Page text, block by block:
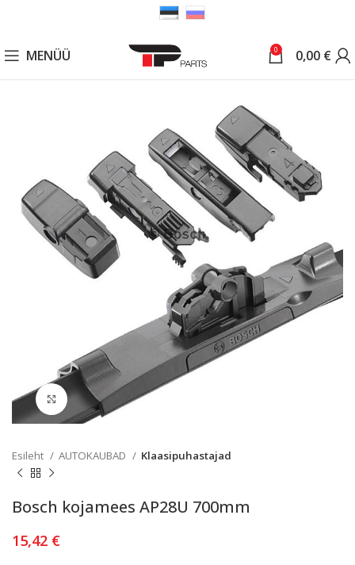
MENÜÜ 0 0,00 €
Kliki lülitamiseks
Esileht AUTOKAUBAD Klaasipuhastajad
Bosch kojamees AP28U 700mm
15,42 €